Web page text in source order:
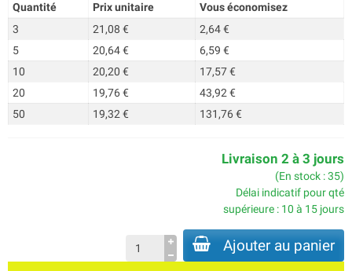
Quantité Prix unitaire
Vous économisez
3
21,08 €
2,64 €
5
20,64 €
6,59 €
10
20,20 €
17,57 €
20
19,76 €
43,92 €
50
19,32 € 131,76 €
Livraison 2 à 3 jours
(En stock : 35)
Délai indicatif pour qté
supérieure : 10 à 15 jours
Ajouter au panier